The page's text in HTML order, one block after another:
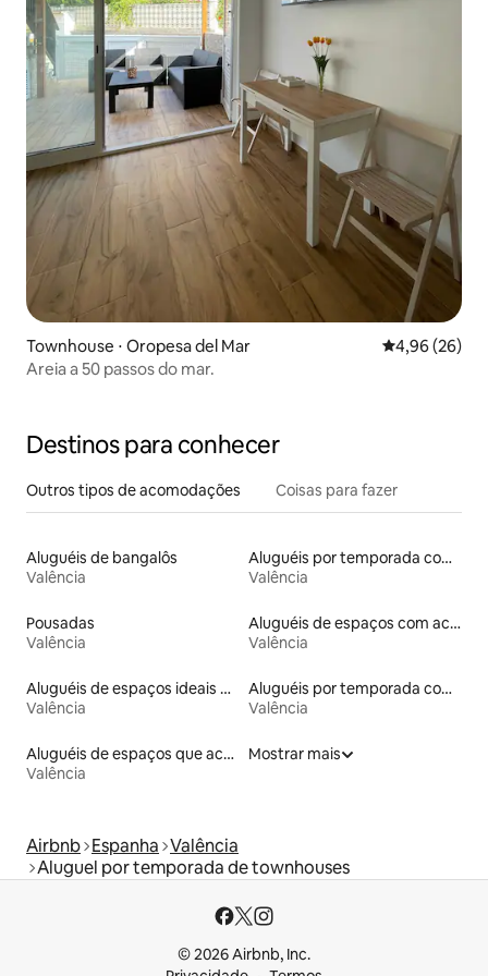
Townhouse ⋅ Oropesa del Mar 4,96 de uma
4,96 (26)
Areia a 50 passos do mar.
Destinos para conhecer
Outros tipos de acomodações Coisas para fazer
Aluguéis de bangalôs
Valência
Aluguéis por temporada com acesso à praia
Valência
Pousadas
Valência
Aluguéis de espaços com acesso direto a pistas de esqui
Valência
Aluguéis de espaços ideais para famílias
Valência
Aluguéis por temporada com banheiro para PCD
Valência
Aluguéis de espaços que aceitam animais de estimação
Valência
Mostrar mais
Airbnb Espanha Valência
Aluguel por temporada de townhouses
© 2026 Airbnb, Inc.